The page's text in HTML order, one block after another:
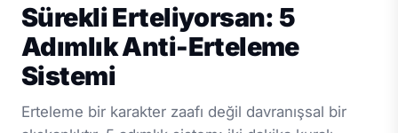
Sürekli Erteliyorsan: 5
Adımlık Anti-Erteleme
Sistemi
Erteleme bir karakter zaafı değil davranışsal bir